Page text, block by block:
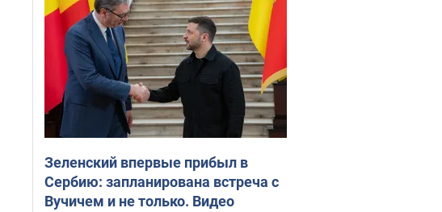
Зеленский впервые прибыл в
Сербию: запланирована встреча с
Вучичем и не только. Видео